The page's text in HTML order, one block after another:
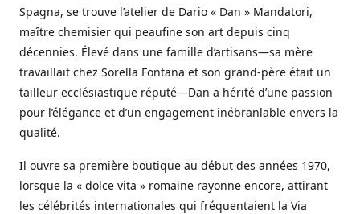
Spagna, se trouve l’atelier de Dario « Dan » Mandatori,
maître chemisier qui peaufine son art depuis cinq
décennies. Élevé dans une famille d’artisans—sa mère
travaillait chez Sorella Fontana et son grand-père était un
tailleur ecclésiastique réputé—Dan a hérité d’une passion
pour l’élégance et d’un engagement inébranlable envers la
qualité.
Il ouvre sa première boutique au début des années 1970,
lorsque la « dolce vita » romaine rayonne encore, attirant
les célébrités internationales qui fréquentaient la Via